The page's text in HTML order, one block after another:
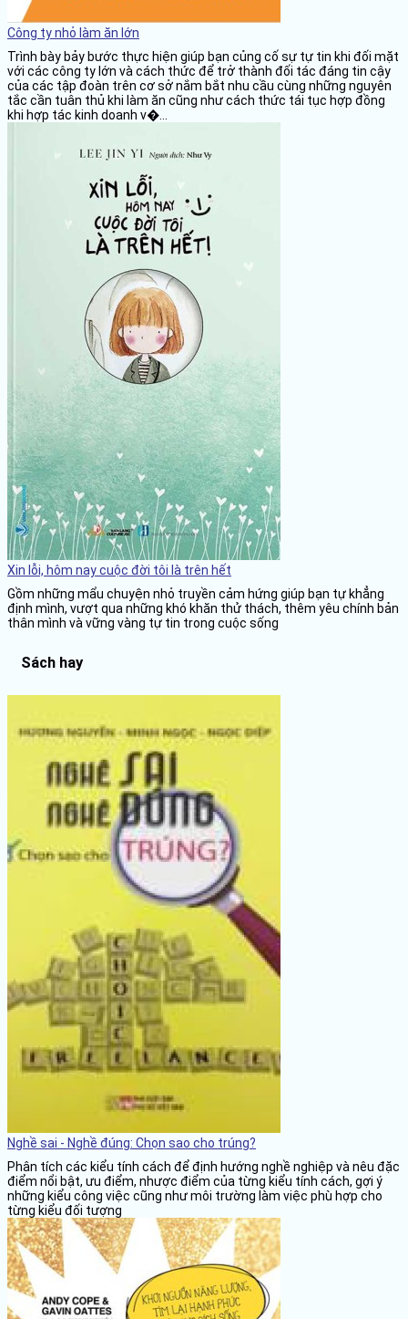
Công ty nhỏ làm ăn lớn
Trình bày bảy bước thực hiện giúp bạn củng cố sự tự tin khi đối mặt
với các công ty lớn và cách thức để trở thành đối tác đáng tin cậy
của các tập đoàn trên cơ sở nắm bắt nhu cầu cùng những nguyên
tắc cần tuân thủ khi làm ăn cũng như cách thức tái tục hợp đồng
khi hợp tác kinh doanh v�...
Xin lỗi, hôm nay cuộc đời tôi là trên hết
Gồm những mẩu chuyện nhỏ truyền cảm hứng giúp bạn tự khẳng
định mình, vượt qua những khó khăn thử thách, thêm yêu chính bản
thân mình và vững vàng tự tin trong cuộc sống
Sách hay
Nghề sai - Nghề đúng: Chọn sao cho trúng?
Phân tích các kiểu tính cách để định hướng nghề nghiệp và nêu đặc
điểm nổi bật, ưu điểm, nhược điểm của từng kiểu tính cách, gợi ý
những kiểu công việc cũng như môi trường làm việc phù hợp cho
từng kiểu đối tượng